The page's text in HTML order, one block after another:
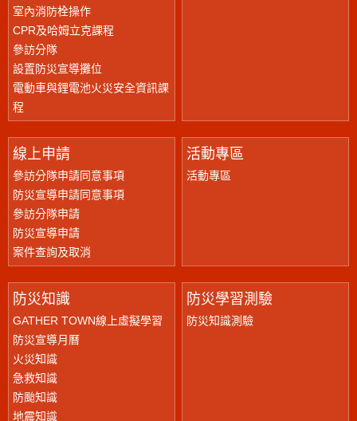
室內消防栓操作
CPR及哈姆立克課程
參訪分隊
設置防災宣導攤位
電動車與鋰電池火災安全資訊課
程
線上申請
參訪分隊申請同意事項
防災宣導申請同意事項
參訪分隊申請
防災宣導申請
案件查詢及取消
活動專區
活動專區
防災知識
GATHER TOWN線上虛擬學習
防災宣導月曆
火災知識
急救知識
防颱知識
地震知識
防災學習測驗
防災知識測驗